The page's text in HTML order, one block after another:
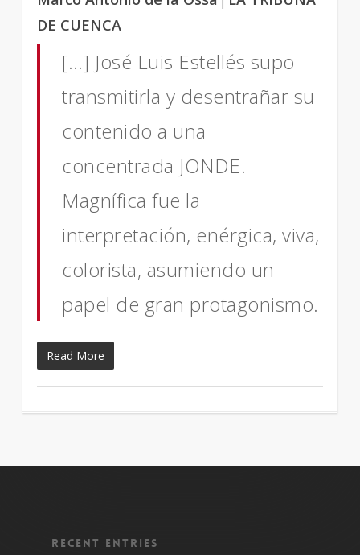
DE CUENCA
[…] José Luis Estellés supo
transmitirla y desentrañar su
contenido a una
concentrada JONDE.
Magnífica fue la
interpretación, enérgica, viva,
colorista, asumiendo un
papel de gran protagonismo.
Read More
Recent entries